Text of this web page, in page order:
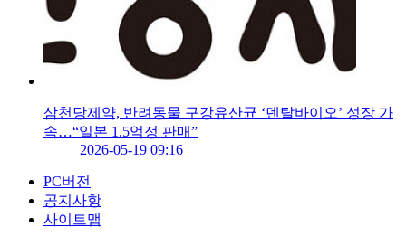
삼천당제약, 반려동물 구강유산균 ‘덴탈바이오’ 성장 가
속…“일본 1.5억정 판매”
2026-05-19 09:16
PC버전
공지사항
사이트맵